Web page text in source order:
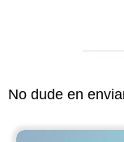
No dude en